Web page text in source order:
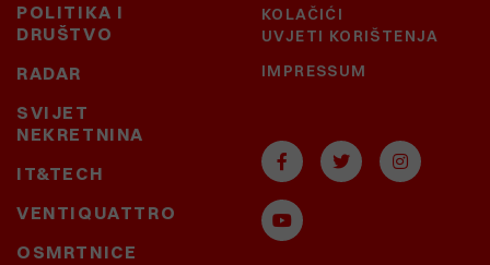
POLITIKA I
DRUŠTVO
RADAR
SVIJET
NEKRETNINA
IT&TECH
VENTIQUATTRO
OSMRTNICE
KOLAČIĆI
UVJETI KORIŠTENJA
IMPRESSUM